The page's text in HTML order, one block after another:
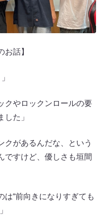
お話】
クやロックンロールの要
た」
クがあるんだな、という
ですけど、優しさも垣間
“前向きになりすぎても